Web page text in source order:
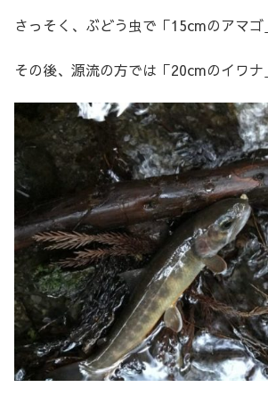
さっそく、ぶどう虫で「15cmのアマゴ
その後、源流の方では「20cmのイワナ